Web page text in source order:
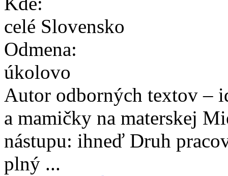
celé Slovensko
Odmena:
úkolovo
Autor odborných textov –
a mamičky na materskej
nástupu: ihneď Druh
plný ...